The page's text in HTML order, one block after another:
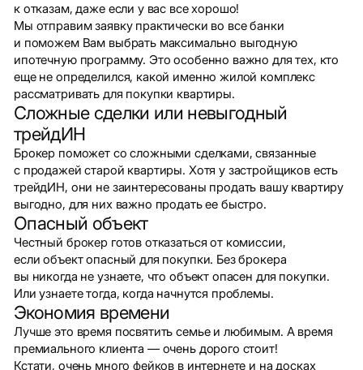
к отказам, даже если у вас все хорошо!
Мы отправим заявку практически во все банки
и поможем Вам выбрать максимально выгодную
ипотечную программу. Это особенно важно для тех, кто
еще не определился, какой именно жилой комплекс
рассматривать для покупки квартиры.
Сложные сделки или невыгодный
трейдИН
Брокер поможет со сложными сделками, связанные
с продажей старой квартиры. Хотя у застройщиков есть
трейдИН, они не заинтересованы продать вашу квартиру
выгодно, для них важно продать ее быстро.
Опасный объект
Честный брокер готов отказаться от комиссии,
если объект опасный для покупки. Без брокера
вы никогда не узнаете, что объект опасен для покупки.
Или узнаете тогда, когда начнутся проблемы.
Экономия времени
Лучше это время посвятить семье и любимым. А время
премиального клиента — очень дорого стоит!
Кстати, очень много фейков в интернете и на досках